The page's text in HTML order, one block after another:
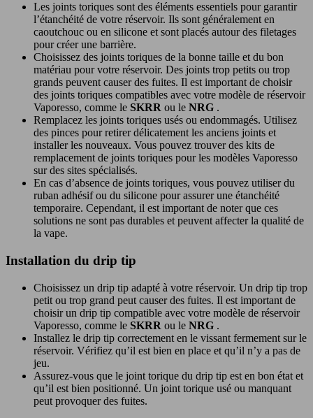
Les joints toriques sont des éléments essentiels pour garantir
l’étanchéité de votre réservoir. Ils sont généralement en
caoutchouc ou en silicone et sont placés autour des filetages
pour créer une barrière.
Choisissez des joints toriques de la bonne taille et du bon
matériau pour votre réservoir. Des joints trop petits ou trop
grands peuvent causer des fuites. Il est important de choisir
des joints toriques compatibles avec votre modèle de réservoir
Vaporesso, comme le SKRR ou le NRG .
Remplacez les joints toriques usés ou endommagés. Utilisez
des pinces pour retirer délicatement les anciens joints et
installer les nouveaux. Vous pouvez trouver des kits de
remplacement de joints toriques pour les modèles Vaporesso
sur des sites spécialisés.
En cas d’absence de joints toriques, vous pouvez utiliser du
ruban adhésif ou du silicone pour assurer une étanchéité
temporaire. Cependant, il est important de noter que ces
solutions ne sont pas durables et peuvent affecter la qualité de
la vape.
Installation du drip tip
Choisissez un drip tip adapté à votre réservoir. Un drip tip trop
petit ou trop grand peut causer des fuites. Il est important de
choisir un drip tip compatible avec votre modèle de réservoir
Vaporesso, comme le SKRR ou le NRG .
Installez le drip tip correctement en le vissant fermement sur le
réservoir. Vérifiez qu’il est bien en place et qu’il n’y a pas de
jeu.
Assurez-vous que le joint torique du drip tip est en bon état et
qu’il est bien positionné. Un joint torique usé ou manquant
peut provoquer des fuites.